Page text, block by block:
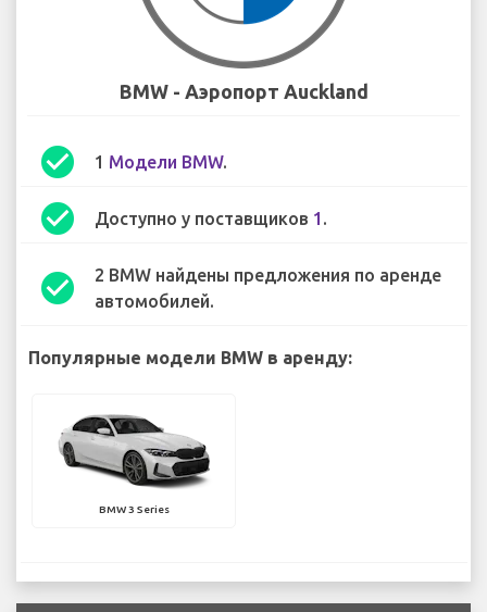
BMW - Аэропорт Auckland
check_circle 1 Модели BMW.
check_circle Доступно у поставщиков 1 .
check_circle
2 BMW найдены предложения по аренде
автомобилей.
Популярные модели BMW в аренду:
BMW 3 Series